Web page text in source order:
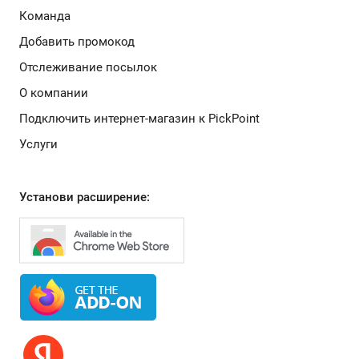
Команда
Добавить промокод
Отслеживание посылок
О компании
Подключить интернет-магазин к PickPoint
Услуги
Установи расширение: